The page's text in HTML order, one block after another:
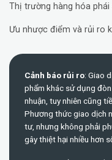
Thị trường hàng hóa phái
Ưu nhược điểm và rủi ro
Cảnh báo rủi ro: Giao
phẩm khác sử dụng
nhuận, tuy nhiên cũng
Phương thức giao dịch
tư, nhưng không phải
gây thiệt hại nhiều hơn